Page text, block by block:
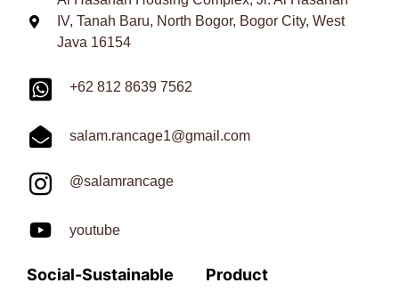
IV, Tanah Baru, North Bogor, Bogor City, West
Java 16154
+62 812 8639 7562
salam.rancage1@gmail.com
@salamrancage
youtube
Social-Sustainable
Product